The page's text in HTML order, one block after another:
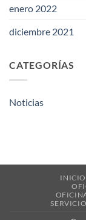
enero 2022
diciembre 2021
CATEGORÍAS
Noticias
INICIO